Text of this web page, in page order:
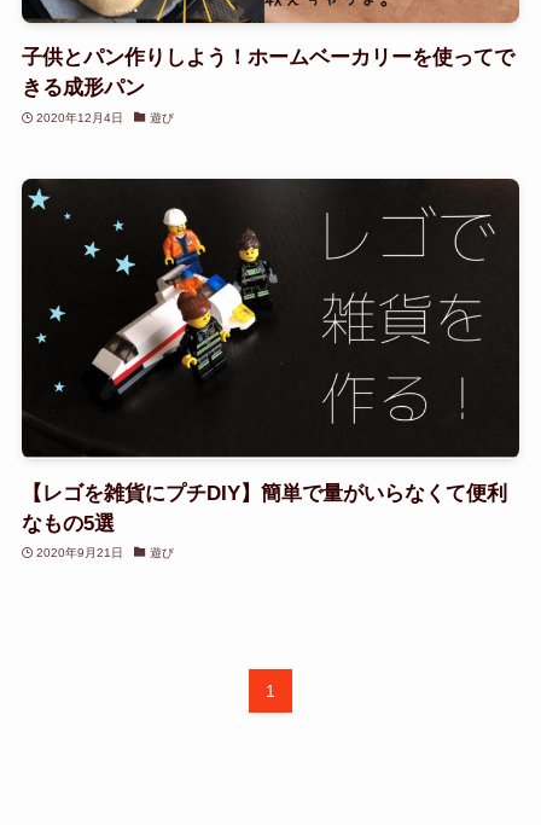
子供とパン作りしよう！ホームベーカリーを使ってで
きる成形パン
2020年12月4日 遊び
【レゴを雑貨にプチDIY】簡単で量がいらなくて便利
なもの5選
2020年9月21日 遊び
1